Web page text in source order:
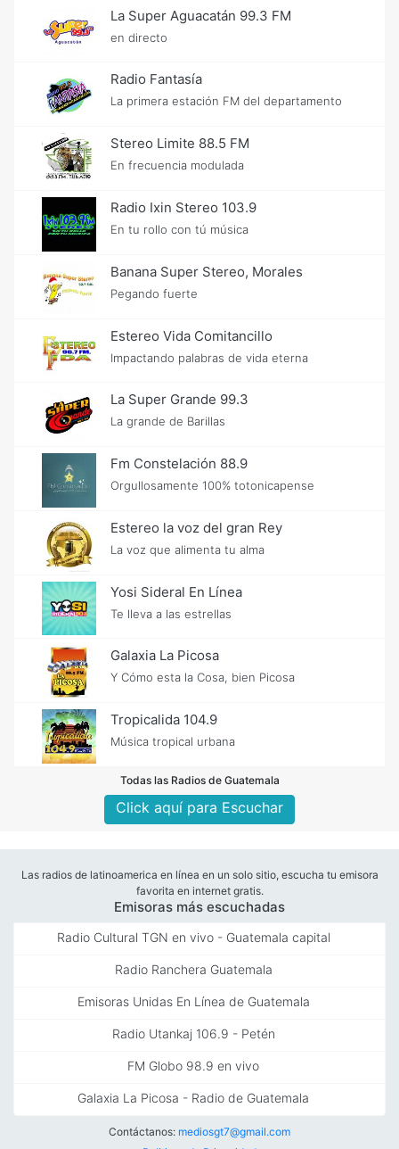
La Super Aguacatán 99.3 FM
en directo
Radio Fantasía
La primera estación FM del departamento
Stereo Limite 88.5 FM
En frecuencia modulada
Radio Ixin Stereo 103.9
En tu rollo con tú música
Banana Super Stereo, Morales
Pegando fuerte
Estereo Vida Comitancillo
Impactando palabras de vida eterna
La Super Grande 99.3
La grande de Barillas
Fm Constelación 88.9
Orgullosamente 100% totonicapense
Estereo la voz del gran Rey
La voz que alimenta tu alma
Yosi Sideral En Línea
Te lleva a las estrellas
Galaxia La Picosa
Y Cómo esta la Cosa, bien Picosa
Tropicalida 104.9
Música tropical urbana
Todas las Radios de Guatemala
Click aquí para Escuchar
Las radios de latinoamerica en línea en un solo sitio, escucha tu emisora
favorita en internet gratis.
Emisoras más escuchadas
Radio Cultural TGN en vivo - Guatemala capital
Radio Ranchera Guatemala
Emisoras Unidas En Línea de Guatemala
Radio Utankaj 106.9 - Petén
FM Globo 98.9 en vivo
Galaxia La Picosa - Radio de Guatemala
Contáctanos: mediosgt7@gmail.com